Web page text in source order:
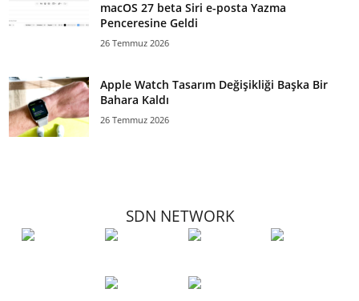
macOS 27 beta Siri e-posta Yazma
Penceresine Geldi
26 Temmuz 2026
Apple Watch Tasarım Değişikliği Başka Bir
Bahara Kaldı
26 Temmuz 2026
SDN NETWORK